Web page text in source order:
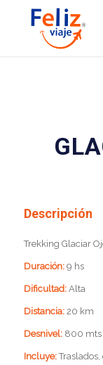
Descripción
Trekking Glaciar
Duración:9 hs
Dificultad:Alta
Distancia:20 km
Desnivel:800 mts
Incluye:Traslados,